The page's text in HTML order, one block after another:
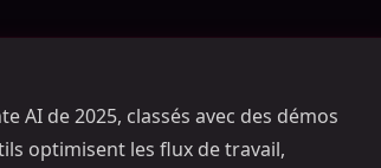
AI de 2025, classés avec des démos
optimisent les flux de travail,